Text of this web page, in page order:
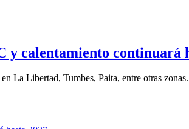
y calentamiento continuará
La Libertad, Tumbes, Paita, entre otras zonas.